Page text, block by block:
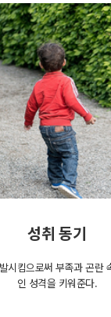
성취 동기
시킴으로써 부족과 곤란
인 성격을 키워준다.